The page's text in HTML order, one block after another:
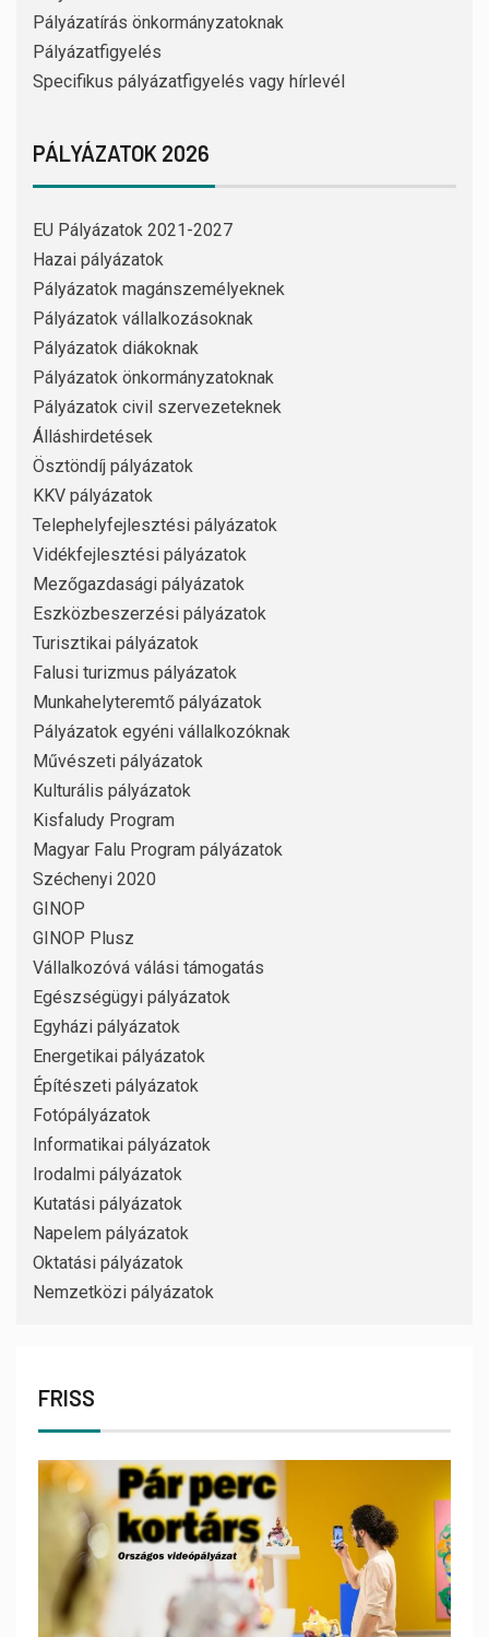
Pályázatírás önkormányzatoknak
Pályázatfigyelés
Specifikus pályázatfigyelés vagy hírlevél
PÁLYÁZATOK 2026
EU Pályázatok 2021-2027
Hazai pályázatok
Pályázatok magánszemélyeknek
Pályázatok vállalkozásoknak
Pályázatok diákoknak
Pályázatok önkormányzatoknak
Pályázatok civil szervezeteknek
Álláshirdetések
Ösztöndíj pályázatok
KKV pályázatok
Telephelyfejlesztési pályázatok
Vidékfejlesztési pályázatok
Mezőgazdasági pályázatok
Eszközbeszerzési pályázatok
Turisztikai pályázatok
Falusi turizmus pályázatok
Munkahelyteremtő pályázatok
Pályázatok egyéni vállalkozóknak
Művészeti pályázatok
Kulturális pályázatok
Kisfaludy Program
Magyar Falu Program pályázatok
Széchenyi 2020
GINOP
GINOP Plusz
Vállalkozóvá válási támogatás
Egészségügyi pályázatok
Egyházi pályázatok
Energetikai pályázatok
Építészeti pályázatok
Fotópályázatok
Informatikai pályázatok
Irodalmi pályázatok
Kutatási pályázatok
Napelem pályázatok
Oktatási pályázatok
Nemzetközi pályázatok
FRISS